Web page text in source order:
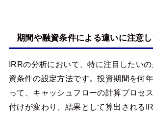
期間や融資条件による違いに注意
IRRの分析において、特に注目したい
資条件の設定方法です。投資期間を何
って、キャッシュフローの計算プロセ
付けが変わり、結果として算出される